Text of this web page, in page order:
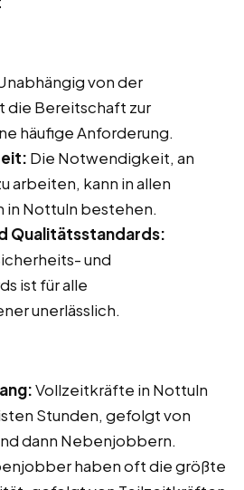
von der
die Bereitschaft zur
häufige Anforderung.
Die Notwendigkeit, an
arbeiten, kann in allen
in Nottuln bestehen.
Qualitätsstandards:
und
ist für alle
unerlässlich.
Vollzeitkräfte in Nottuln
Stunden, gefolgt von
dann Nebenjobbern.
haben oft die größte